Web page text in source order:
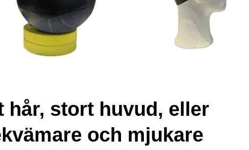
hår, stort huvud, eller
och mjukare